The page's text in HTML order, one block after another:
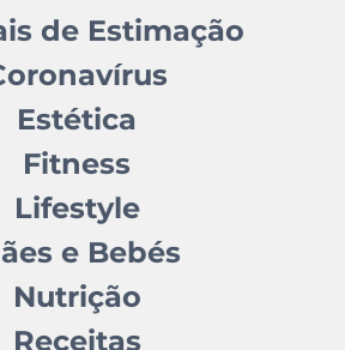
de Estimação
Estética
Fitness
Lifestyle
e Bebés
Nutrição
Receitas